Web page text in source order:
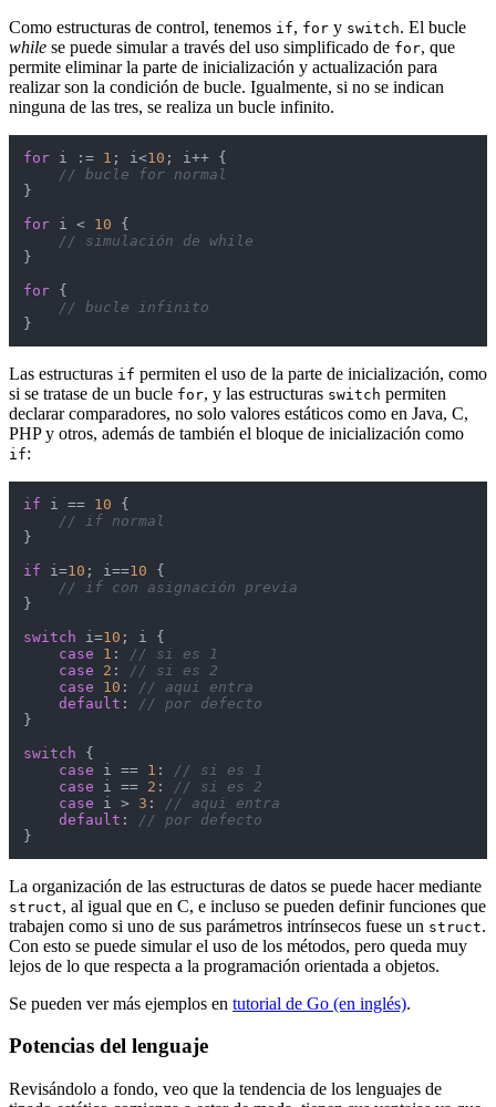
Como estructuras de control, tenemos if, for y switch. El bucle
while se puede simular a través del uso simplificado de for, que
permite eliminar la parte de inicialización y actualización para
realizar son la condición de bucle. Igualmente, si no se indican
ninguna de las tres, se realiza un bucle infinito.
for i := 1 ; i<10 ; i++ {
// bucle for normal
}
for i < 10 {
// simulación de while
}
for {
// bucle infinito
}
Las estructuras if permiten el uso de la parte de inicialización, como
si se tratase de un bucle for, y las estructuras switch permiten
declarar comparadores, no solo valores estáticos como en Java, C,
PHP y otros, además de también el bloque de inicialización como
if:
if i == 10 {
// if normal
}
if i=10 ; i==10 {
// if con asignación previa
}
switch i=10 ; i {
case
1 :
// si es 1
case
2 :
// si es 2
case
10 :
// aqui entra
default :
// por defecto
}
switch {
case i == 1 :
// si es 1
case i == 2 :
// si es 2
case i > 3 :
// aqui entra
default :
// por defecto
}
La organización de las estructuras de datos se puede hacer mediante
struct, al igual que en C, e incluso se pueden definir funciones que
trabajen como si uno de sus parámetros intrínsecos fuese un struct.
Con esto se puede simular el uso de los métodos, pero queda muy
lejos de lo que respecta a la programación orientada a objetos.
Se pueden ver más ejemplos en tutorial de Go (en inglés).
Potencias del lenguaje
Revisándolo a fondo, veo que la tendencia de los lenguajes de